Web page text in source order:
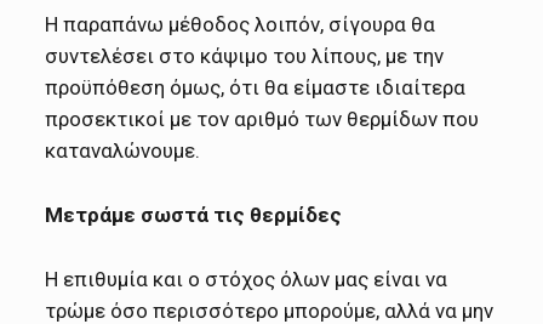
Η παραπάνω μέθοδος λοιπόν, σίγουρα θα
συντελέσει στο κάψιμο του λίπους, με την
προϋπόθεση όμως, ότι θα είμαστε ιδιαίτερα
προσεκτικοί με τον αριθμό των θερμίδων που
καταναλώνουμε.
Μετράμε σωστά τις θερμίδες
Η επιθυμία και ο στόχος όλων μας είναι να
τρώμε όσο περισσότερο μπορούμε, αλλά να μην